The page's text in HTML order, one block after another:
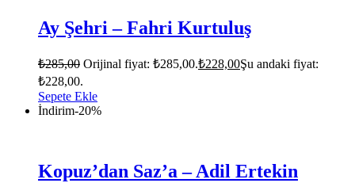
Ay Şehri – Fahri Kurtuluş
₺285,00 Orijinal fiyat: ₺285,00.₺228,00Şu andaki fiyat:
₺228,00.
Sepete Ekle
İndirim-20%
Kopuz’dan Saz’a – Adil Ertekin